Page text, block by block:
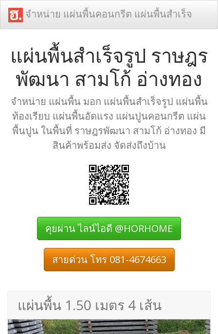
จำหน่าย แผ่นพื้นคอนกรีต แผ่นพื้นสำเร็จ
แผ่นพื้นสำเร็จรูป ราษฎร
พัฒนา สามโก้ อ่างทอง
จำหน่าย แผ่นพื้น มอก แผ่นพื้นสำเร็จรูป แผ่นพื้น
ท้องเรียบ แผ่นพื้นอัดแรง แผ่นปูนคอนกรีต แผ่น
พื้นปูน ในพื้นที่ ราษฎรพัฒนา สามโก้ อ่างทอง มี
สินค้าพร้อมส่ง จัดส่งถึงบ้าน
คุยผ่าน ไลน์ไอดี @HORHOME
สายด่วน โทร 081-4674663
แผ่นพื้น 1.50 เมตร 4 เส้น